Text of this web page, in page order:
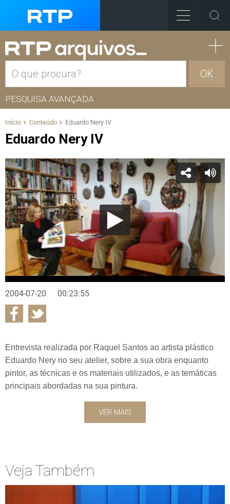
OK
PESQUISA AVANÇADA
Início Conteúdo Eduardo Nery IV
Eduardo Nery IV
2004-07-20 00:23:55
Entrevista realizada por Raquel Santos ao artista plástico
Eduardo Nery no seu atelier, sobre a sua obra enquanto
pintor, as técnicas e os materiais utilizados, e as temáticas
principais abordadas na sua pintura.
VER MAIS
Veja Também